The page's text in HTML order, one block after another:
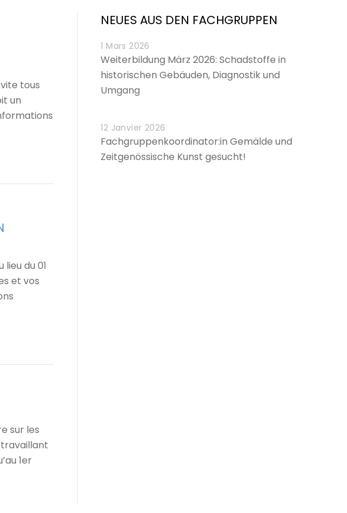
tous
un
du 01
et vos
sur les
1er
NEUES AUS DEN FACHGRUPPEN
1 Mars 2026
Weiterbildung März 2026: Schadstoffe in
historischen Gebäuden, Diagnostik und
Umgang
12 Janvier 2026
Fachgruppenkoordinator:in Gemälde und
Zeitgenössische Kunst gesucht!